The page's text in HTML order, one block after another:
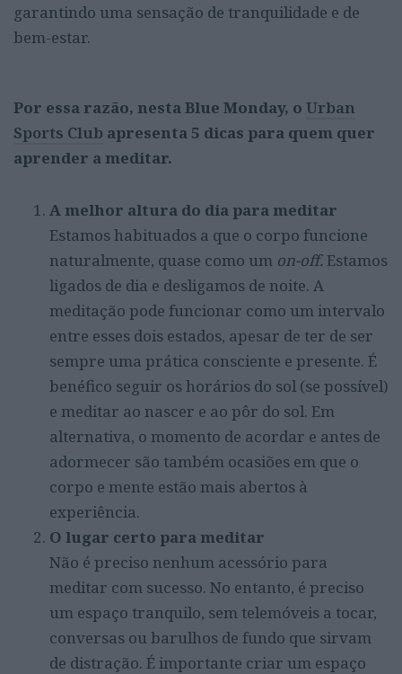
garantindo uma sensação de tranquilidade e de
bem-estar.
Por essa razão, nesta Blue Monday, o Urban
Sports Club apresenta 5 dicas para quem quer
aprender a meditar.
A melhor altura do dia para meditar
Estamos habituados a que o corpo funcione
naturalmente, quase como um on-off.Estamos
ligados de dia e desligamos de noite. A
meditação pode funcionar como um intervalo
entre esses dois estados, apesar de ter de ser
sempre uma prática consciente e presente. É
benéfico seguir os horários do sol (se possível)
e meditar ao nascer e ao pôr do sol. Em
alternativa, o momento de acordar e antes de
adormecer são também ocasiões em que o
corpo e mente estão mais abertos à
experiência.
O lugar certo para meditar
Não é preciso nenhum acessório para
meditar com sucesso. No entanto, é preciso
um espaço tranquilo, sem telemóveis a tocar,
conversas ou barulhos de fundo que sirvam
de distração. É importante criar um espaço